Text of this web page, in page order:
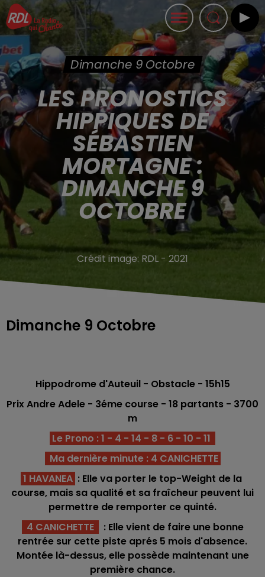
Dimanche 9 Octobre
LES PRONOSTICS
HIPPIQUES DE
SÉBASTIEN
MORTAGNE :
DIMANCHE 9
OCTOBRE
Crédit image: RDL - 2021
Dimanche 9 Octobre
Hippodrome d'Auteuil - Obstacle - 15h15
Prix Andre Adele - 3éme course - 18 partants - 3700
m
Le Prono : 1 - 4 - 14 - 8 - 6 - 10 - 11
Ma dernière minute : 4 CANICHETTE
1 HAVANEA : Elle va porter le top-Weight de la
course, mais sa qualité et sa fraîcheur peuvent lui
permettre de remporter ce quinté.
4 CANICHETTE
: Elle vient de faire une bonne
rentrée sur cette piste aprés 5 mois d'absence.
Montée là-dessus, elle possède maintenant une
première chance.